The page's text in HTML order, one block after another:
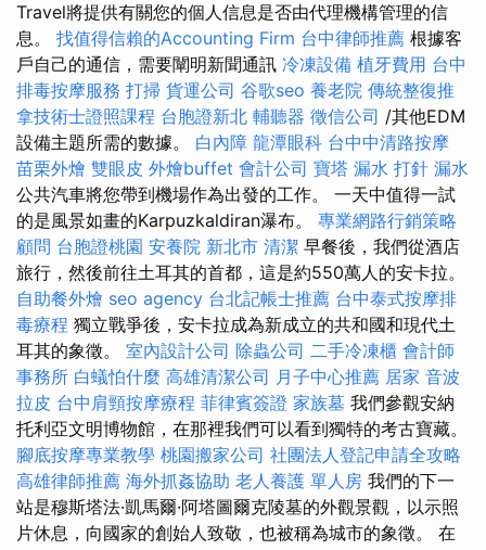
Travel將提供有關您的個人信息是否由代理機構管理的信
息。 找值得信賴的Accounting Firm 台中律師推薦 根據客
戶自己的通信，需要闡明新聞通訊 冷凍設備 植牙費用 台中
排毒按摩服務 打掃 貨運公司 谷歌seo 養老院 傳統整復推
拿技術士證照課程 台胞證新北 輔聽器 徵信公司 /其他EDM
設備主題所需的數據。 白內障 龍潭眼科 台中中清路按摩
苗栗外燴 雙眼皮 外燴buffet 會計公司 寶塔 漏水 打針 漏水
公共汽車將您帶到機場作為出發的工作。 一天中值得一試
的是風景如畫的Karpuzkaldiran瀑布。 專業網路行銷策略
顧問 台胞證桃園 安養院 新北市 清潔 早餐後，我們從酒店
旅行，然後前往土耳其的首都，這是約550萬人的安卡拉。
自助餐外燴 seo agency 台北記帳士推薦 台中泰式按摩排
毒療程 獨立戰爭後，安卡拉成為新成立的共和國和現代土
耳其的象徵。 室內設計公司 除蟲公司 二手冷凍櫃 會計師
事務所 白蟻怕什麼 高雄清潔公司 月子中心推薦 居家 音波
拉皮 台中肩頸按摩療程 菲律賓簽證 家族墓 我們參觀安納
托利亞文明博物館，在那裡我們可以看到獨特的考古寶藏。
腳底按摩專業教學 桃園搬家公司 社團法人登記申請全攻略
高雄律師推薦 海外抓姦協助 老人養護 單人房 我們的下一
站是穆斯塔法·凱馬爾·阿塔圖爾克陵墓的外觀景觀，以示照
片休息，向國家的創始人致敬，也被稱為城市的象徵。 在